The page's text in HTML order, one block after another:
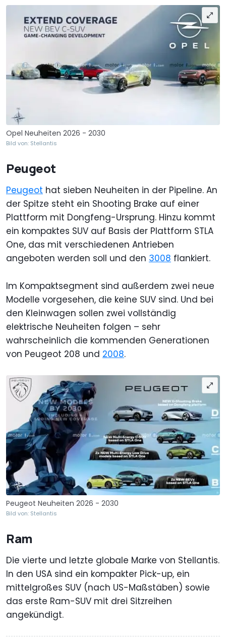
Opel Neuheiten 2026 - 2030
Bild von: Stellantis
Peugeot
Peugeot hat sieben Neuheiten in der Pipeline. An
der Spitze steht ein Shooting Brake auf einer
Plattform mit Dongfeng-Ursprung. Hinzu kommt
ein kompaktes SUV auf Basis der Plattform STLA
One, das mit verschiedenen Antrieben
angeboten werden soll und den 3008 flankiert.
Im Kompaktsegment sind außerdem zwei neue
Modelle vorgesehen, die keine SUV sind. Und bei
den Kleinwagen sollen zwei vollständig
elektrische Neuheiten folgen – sehr
wahrscheinlich die kommenden Generationen
von Peugeot 208 und 2008.
Peugeot Neuheiten 2026 - 2030
Bild von: Stellantis
Ram
Die vierte und letzte globale Marke von Stellantis.
In den USA sind ein kompakter Pick-up, ein
mittelgroßes SUV (nach US-Maßstäben) sowie
das erste Ram-SUV mit drei Sitzreihen
angekündigt.